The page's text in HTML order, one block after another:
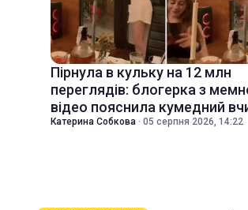
Пірнула в кульку на 12 млн
переглядів: блогерка з
відео пояснила кумедний
Катерина Собкова · 05 серпня 2026, 14:22